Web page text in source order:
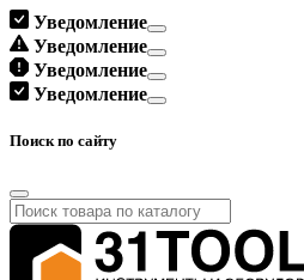
Уведомление
Уведомление
Уведомление
Уведомление
Поиск по сайту